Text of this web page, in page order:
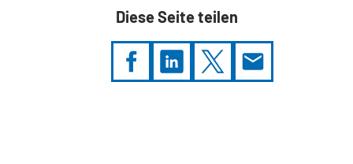
Diese Seite teilen